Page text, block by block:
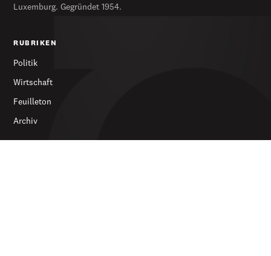
Luxemburg. Gegründet 1954.
RUBRIKEN
Politik
Wirtschaft
Feuilleton
Archiv